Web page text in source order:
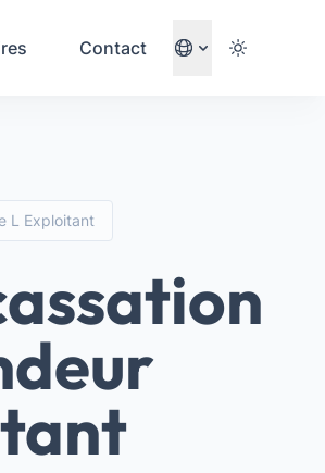
Contact
L Exploitant